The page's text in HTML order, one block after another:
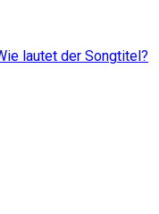
lautet der Songtitel?